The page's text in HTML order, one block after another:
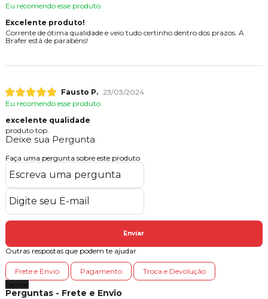
Eu recomendo esse produto.
Excelente produto!
Corrente de ótima qualidade e veio tudo certinho dentro dos prazos. A
Brafer está de parabéns!
Fausto P. 23/03/2024
Eu recomendo esse produto.
excelente qualidade
produto top.
Deixe sua Pergunta
Faça uma pergunta sobre este produto
Enviar
Outras respostas que podem te ajudar
Frete e Envio Pagamento
Troca e Devolução
Fechar
Perguntas - Frete e Envio